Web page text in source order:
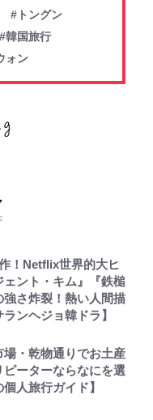
#トングン
#韓国旅行
ォン
！Netflix世界的大ヒ
ェント・キム』『鉄槌
強さ炸裂！熱い人間描
ンヘジョ韓ドラ】
場・乾物通りでお土産
ーターならなにを選
人旅行ガイド】